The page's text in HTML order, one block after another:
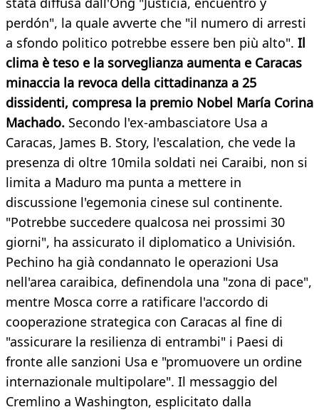
perdón", la quale avverte che "il numero di arresti
a sfondo politico potrebbe essere ben più alto". Il
clima è teso e la sorveglianza aumenta e Caracas
minaccia la revoca della cittadinanza a 25
dissidenti, compresa la premio Nobel María Corina
Machado. Secondo l'ex-ambasciatore Usa a
Caracas, James B. Story, l'escalation, che vede la
presenza di oltre 10mila soldati nei Caraibi, non si
limita a Maduro ma punta a mettere in
discussione l'egemonia cinese sul continente.
"Potrebbe succedere qualcosa nei prossimi 30
giorni", ha assicurato il diplomatico a Univisión.
Pechino ha già condannato le operazioni Usa
nell'area caraibica, definendola una "zona di pace",
mentre Mosca corre a ratificare l'accordo di
cooperazione strategica con Caracas al fine di
"assicurare la resilienza di entrambi" i Paesi di
fronte alle sanzioni Usa e "promuovere un ordine
internazionale multipolare". Il messaggio del
Cremlino a Washington, esplicitato dalla